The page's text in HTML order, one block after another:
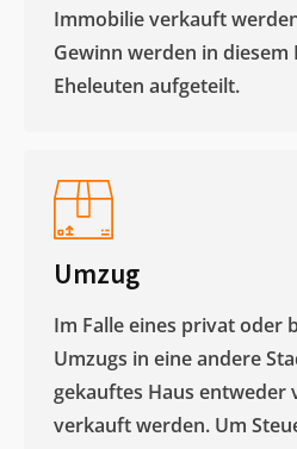
Immobilie verkauft
Gewinn werden in diesem
Eheleuten aufgeteilt.​
Umzug
Im Falle eines privat oder
Umzugs in eine andere
gekauftes Haus
verkauft werden. Um